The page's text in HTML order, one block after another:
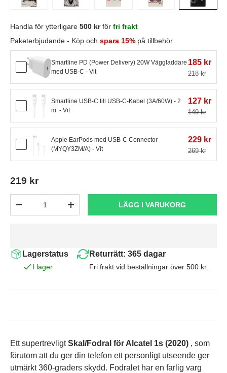
Handla för ytterligare 500 krför fri frakt
Paketerbjudande - Köp och spara 15% på tillbehör
Smartline PD (Power Delivery) 20W Väggladdare
med USB-C - Vit
185 kr
218 kr
Smartline USB-C till USB-C-Kabel (3A/60W) - 2
m. - Vit
127 kr
149 kr
Apple EarPods med USB-C Connector
(MYQY3ZM/A) - Vit
229 kr
269 kr
219 kr
+ LÄGG I VARUKORG
Lagerstatus
I lager
Returrätt: 365 dagar
Fri frakt vid beställningar över 500 kr.
Ett supertrevligtSkal/Fodral för Alcatel 1s (2020) , som
förutom att du ger din telefon ett personligt utseende ger
utmärkt 360-graders skydd. Fodralet har en farlig varg